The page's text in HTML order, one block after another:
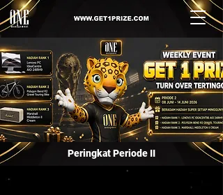
Peringkat Periode II